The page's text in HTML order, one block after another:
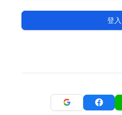
登入